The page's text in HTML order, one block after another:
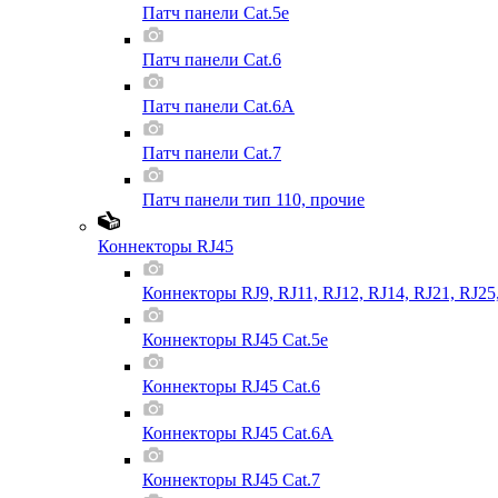
Патч панели Cat.5e
Патч панели Cat.6
Патч панели Cat.6A
Патч панели Cat.7
Патч панели тип 110, прочие
Коннекторы RJ45
Коннекторы RJ9, RJ11, RJ12, RJ14, RJ21,
Коннекторы RJ45 Cat.5e
Коннекторы RJ45 Cat.6
Коннекторы RJ45 Cat.6A
Коннекторы RJ45 Cat.7